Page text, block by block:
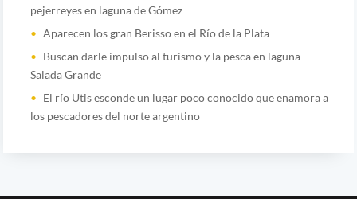
pejerreyes en laguna de Gómez
Aparecen los gran Berisso en el Río de la Plata
Buscan darle impulso al turismo y la pesca en laguna
Salada Grande
El río Utis esconde un lugar poco conocido que enamora a
los pescadores del norte argentino